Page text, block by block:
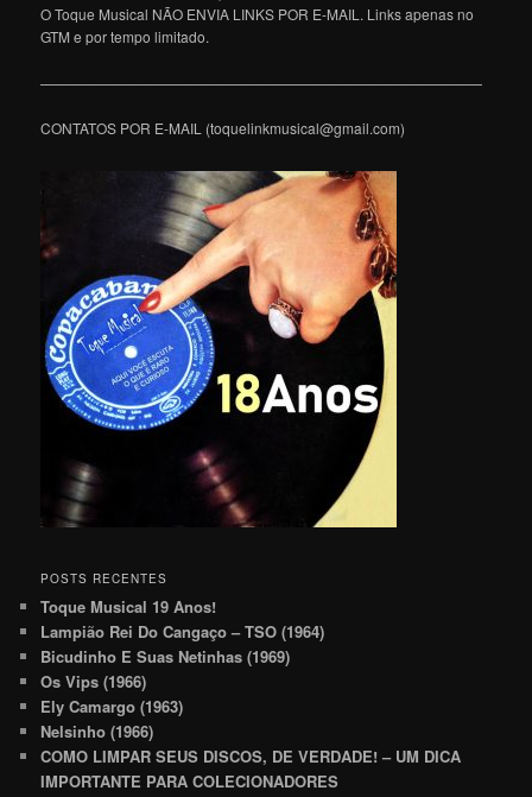
O Toque Musical NÃO ENVIA LINKS POR E-MAIL. Links apenas no
GTM e por tempo limitado.
———————————————————————————————
CONTATOS POR E-MAIL (toquelinkmusical@gmail.com)
POSTS RECENTES
Toque Musical 19 Anos!
Lampião Rei Do Cangaço – TSO (1964)
Bicudinho E Suas Netinhas (1969)
Os Vips (1966)
Ely Camargo (1963)
Nelsinho (1966)
COMO LIMPAR SEUS DISCOS, DE VERDADE! – UM DICA
IMPORTANTE PARA COLECIONADORES